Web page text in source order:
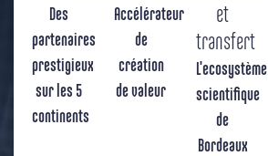
Des
partenaires
prestigieux
sur les 5
continents
Accélérateur
de
création
de valeur
et
transfert
L'ecosystème
scientifique
de
Bordeaux